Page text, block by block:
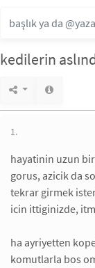
kedilerin
1.
hayatinin uzun
gorus, azicik da
tekrar girmek
icin ittiginizde,
ha ayriyetten
komutlarla bos